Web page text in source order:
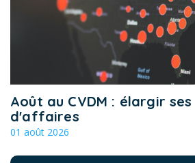
Août au CVDM : élargir
d'affaires
01 août 2026